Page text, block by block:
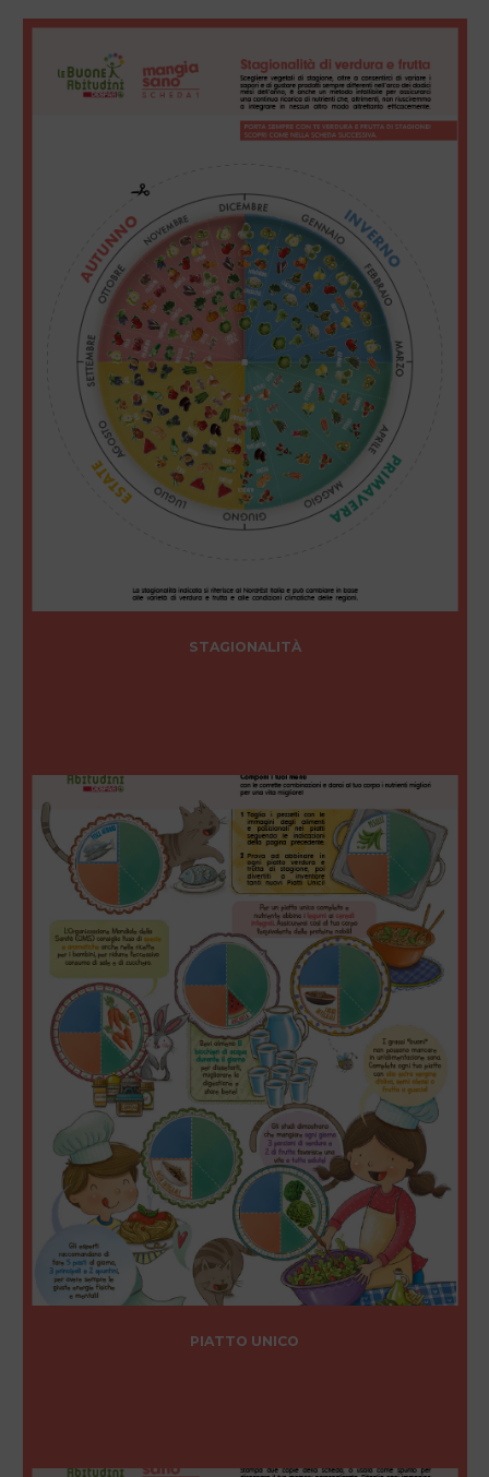
STAGIONALITÀ
PIATTO UNICO